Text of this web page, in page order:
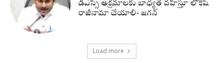
డీఎస్సీ అక్రమాలకు బాధ్యత వహిస్తూ లోకేష్‌
రాజీనామా చేయాలి- జగన్
Load more